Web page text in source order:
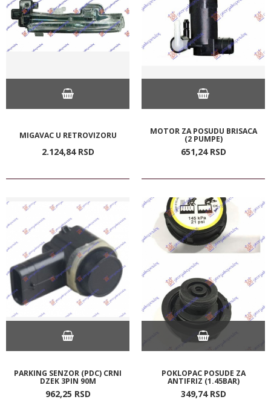
MIGAVAC U RETROVIZORU
2.124,84 RSD
MOTOR ZA POSUDU BRISACA
(2 PUMPE)
651,24 RSD
PARKING SENZOR (PDC) CRNI
DZEK 3PIN 90M
962,25 RSD
POKLOPAC POSUDE ZA
ANTIFRIZ (1.45BAR)
349,74 RSD